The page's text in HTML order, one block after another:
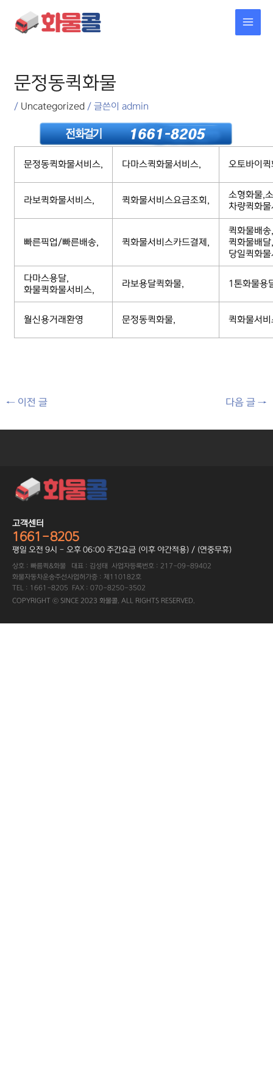
건너뛰기
문정동퀵화물
/ Uncategorized / 글쓴이admin
문정동퀵화물서비스, 다마스퀵화물서비스, 오토바이
라보퀵화물서비스, 퀵화물서비스요금조회,
소형화물,
차량퀵화
빠른픽업/빠른배송, 퀵화물서비스카드결제,
퀵화물배송
퀵화물배달
당일퀵화
다마스용달,
화물퀵화물서비스,
라보용달퀵화물, 1톤화물용
월신용거래환영 문정동퀵화물, 퀵화물서
← 이전 글 다음 글 →
고객센터
1661-8205
평일 오전 9시 - 오후 06:00 주간요금 (이후 야간적용) / (연중무휴)
상호 : 빠름퀵&화물 대표 : 김성태 사업자등록번호 : 217-09-89402
화물자동차운송주선사업허가증 : 제110182호
TEL : 1661-8205 FAX : 070-8250-3502
COPYRIGHT ⓒ SINCE 2023 화물콜. ALL RIGHTS RESERVED.